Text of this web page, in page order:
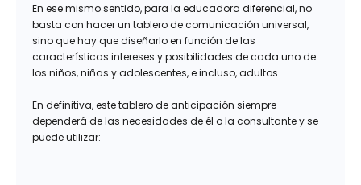
En ese mismo sentido, para la educadora diferencial, no
basta con hacer un tablero de comunicación universal,
sino que hay que diseñarlo en función de las
características intereses y posibilidades de cada uno de
los niños, niñas y adolescentes, e incluso, adultos.
En definitiva, este tablero de anticipación siempre
dependerá de las necesidades de él o la consultante y se
puede utilizar: